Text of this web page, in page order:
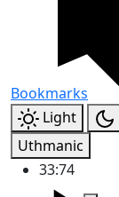
Bookmarks
Light
Uthmanic
33:74